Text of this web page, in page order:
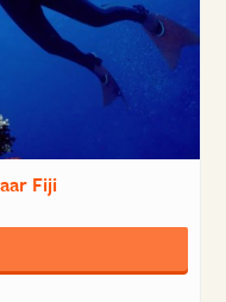
Fiji